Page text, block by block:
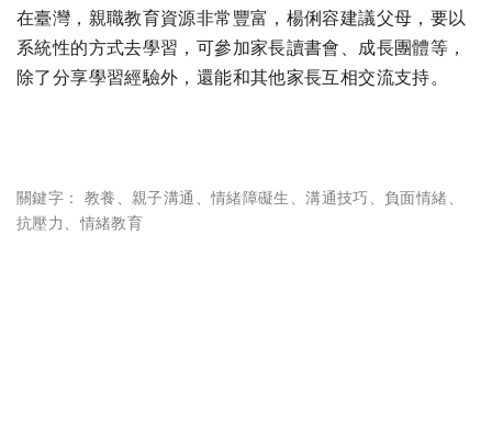
在臺灣，親職教育資源非常豐富，楊俐容建議父母，要以
系統性的方式去學習，可參加家長讀書會、成長團體等，
除了分享學習經驗外，還能和其他家長互相交流支持。
關鍵字： 教養 親子溝通 、情緒障礙生 、溝通技巧 負面情緒
抗壓力
、情緒教育